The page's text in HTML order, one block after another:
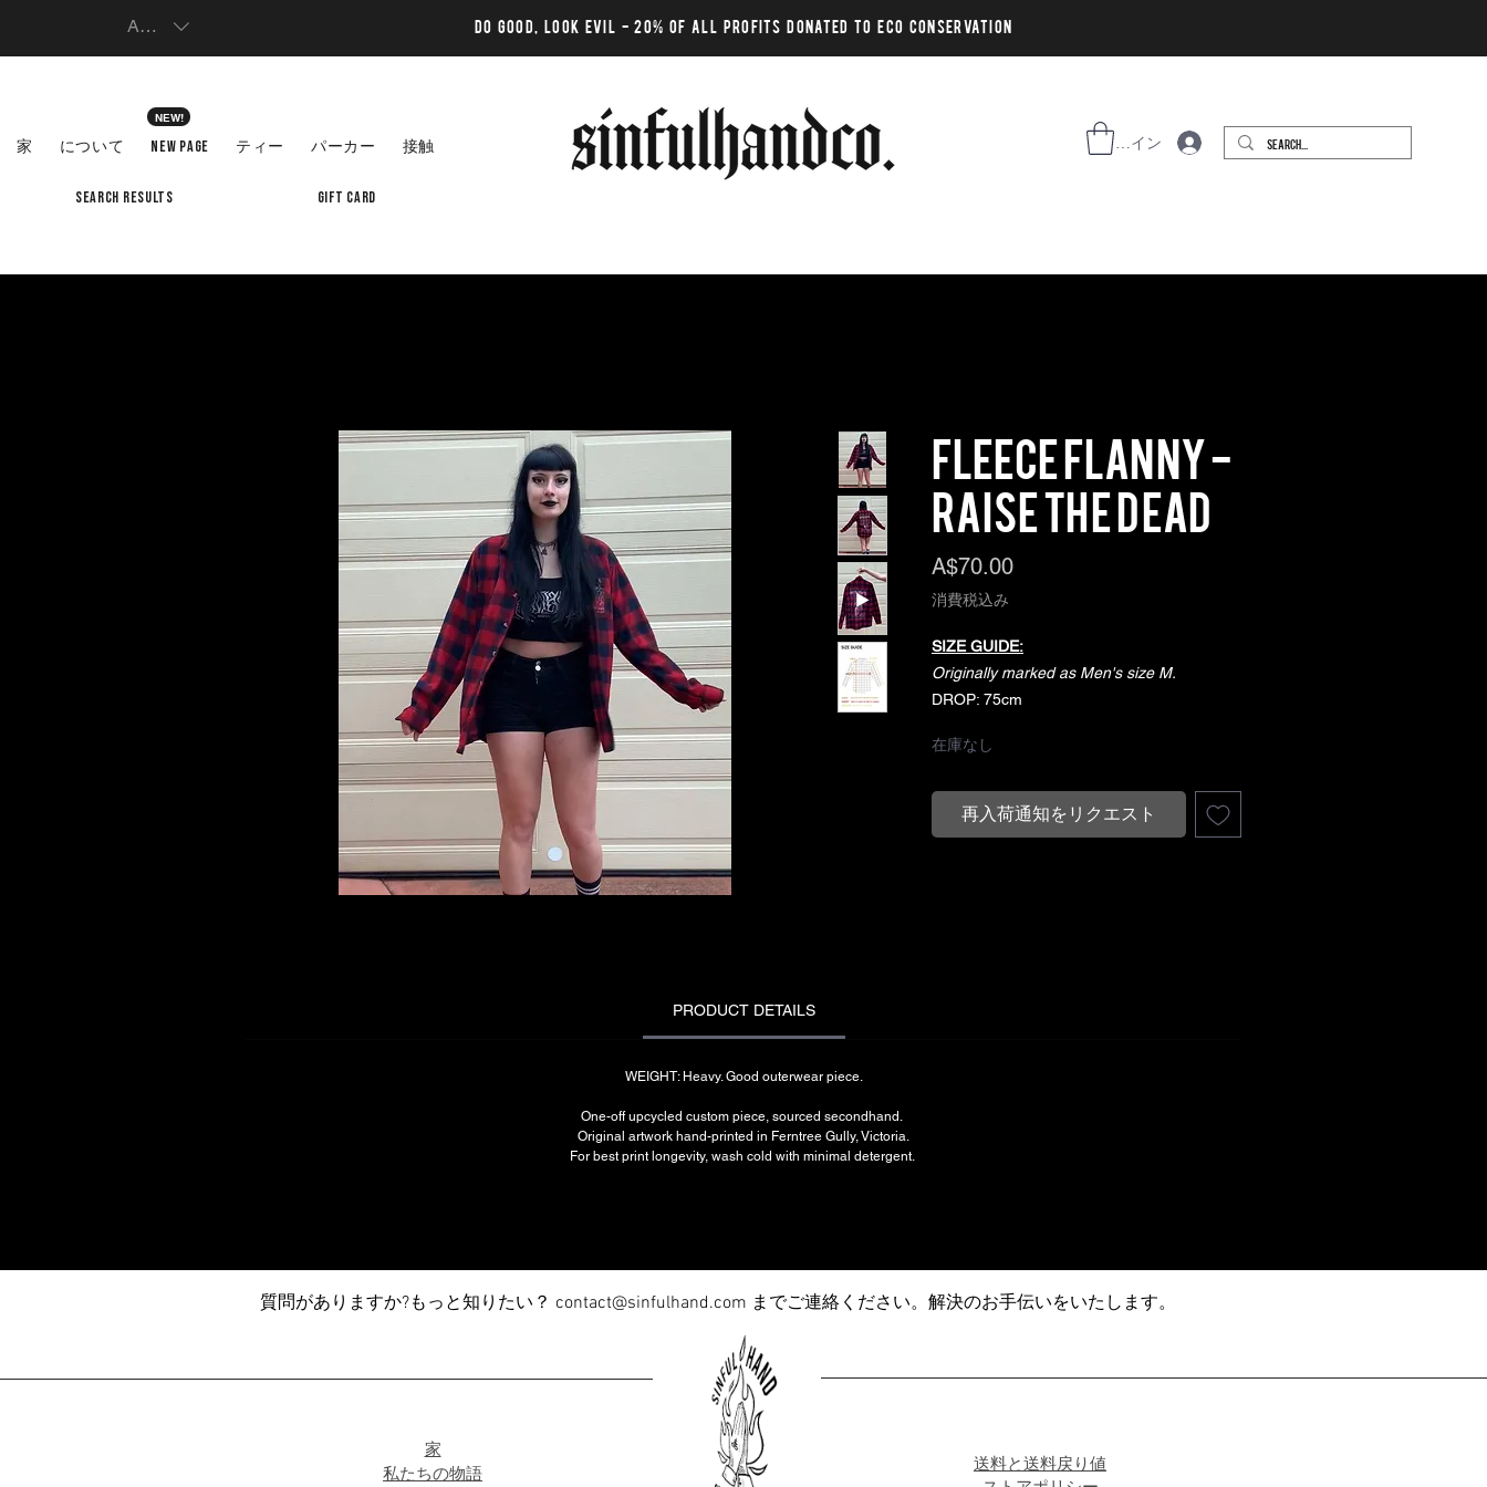
AUD (AU$) DO GOOD, LOOK EVIL - 20% of all profits donated to eco conservation
NEW!
家 について New Page ティー パーカー 接触
Search Results Gift Card
ログイン
Fleece Flanny -
Raise the Dead
A$70.00価
消費税込み
SIZE GUIDE:
Originally marked as Men's size M.
DROP: 75cm
SLEEVE: 68cm
在庫なし
再入荷通知をリクエスト
PRODUCT DETAILS
WEIGHT: Heavy. Good outerwear piece.
One-off upcycled custom piece, sourced secondhand.
Original artwork hand-printed in Ferntree Gully, Victoria.
For best print longevity, wash cold with minimal detergent.
送料と送料戻り値
家
私たちの物語
質問がありますか?もっと知りたい？ contact@sinfulhand.com までご連絡ください。解決のお手伝いをいたします。